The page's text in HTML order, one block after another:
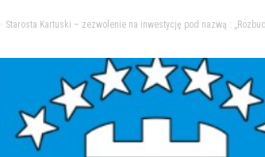
Starosta Kartuski – zezwolenie na inwestycję pod nazwą :